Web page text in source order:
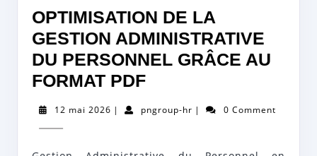
OPTIMISATION DE LA
GESTION ADMINISTRATIVE
DU PERSONNEL GRÂCE AU
FORMAT PDFOPTIMISATION
LA
12 mai 2026 12| pngroup-hrpngroup-
| 0 Comment